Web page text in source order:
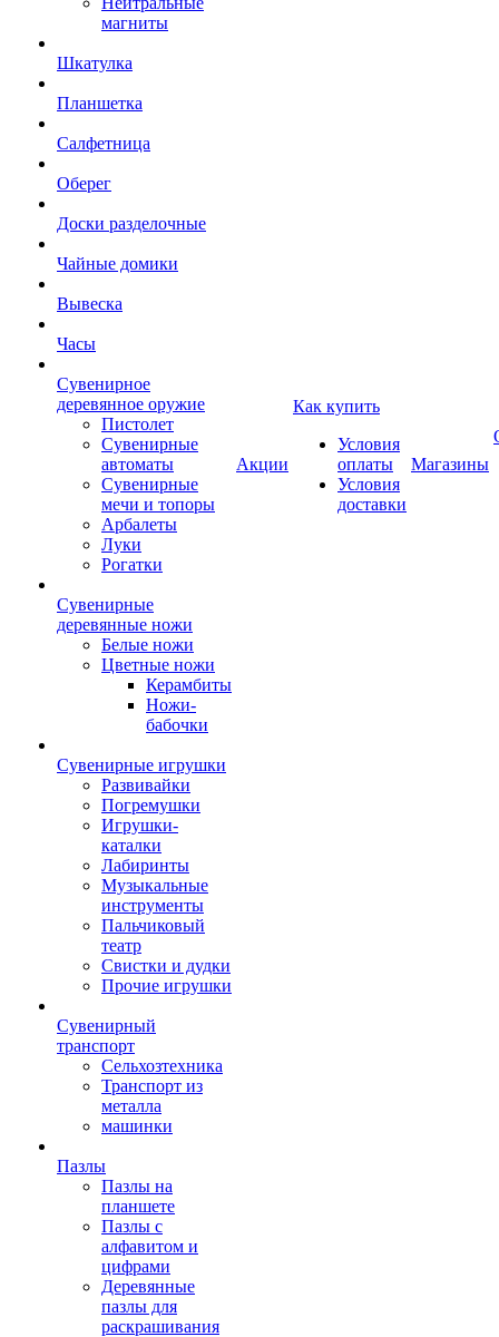
магниты
Шкатулка
Планшетка
Салфетница
Оберег
Доски разделочные
Чайные домики
Вывеска
Часы
Сувенирное
деревянное оружие
Пистолет
Сувенирные
автоматы
Сувенирные
мечи и топоры
Арбалеты
Луки
Рогатки
Сувенирные
деревянные ножи
Белые ножи
Цветные ножи
Керамбиты
Ножи-
бабочки
Сувенирные игрушки
Развивайки
Погремушки
Игрушки-
каталки
Лабиринты
Музыкальные
инструменты
Пальчиковый
театр
Свистки и дудки
Прочие игрушки
Сувенирный
транспорт
Сельхозтехника
Транспорт из
металла
машинки
Пазлы
Пазлы на
планшете
Пазлы с
алфавитом и
цифрами
Деревянные
пазлы для
раскрашивания
Акции
Как купить
Условия
оплаты
Условия
доставки
Магазины